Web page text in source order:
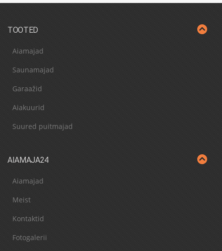
TOOTED
Aiamajad
Saunamajad
Garaažid
Aiakuurid
Suured puitmajad
AIAMAJA24
Aiamajad
Meist
Kontaktid
Fotogalerii